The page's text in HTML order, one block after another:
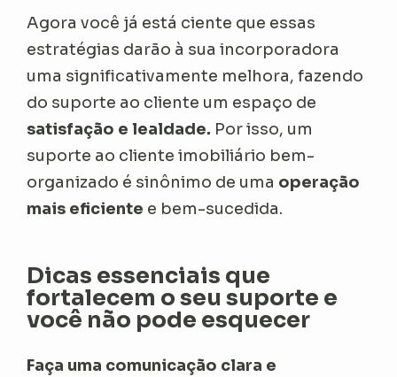
Agora você já está ciente que essas
estratégias darão à sua incorporadora
uma significativamente melhora, fazendo
do suporte ao cliente um espaço de
satisfação e lealdade. Por isso, um
suporte ao cliente imobiliário bem-
organizado é sinônimo de uma operação
mais eficiente e bem-sucedida.
Dicas essenciais que
fortalecem o seu suporte e
você não pode esquecer
Faça uma comunicação clara e